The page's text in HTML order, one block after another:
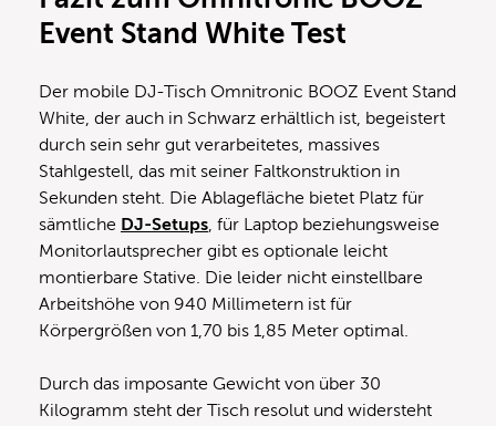
Event Stand White Test
Der mobile DJ-Tisch Omnitronic BOOZ Event Stand
White, der auch in Schwarz erhältlich ist, begeistert
durch sein sehr gut verarbeitetes, massives
Stahlgestell, das mit seiner Faltkonstruktion in
Sekunden steht. Die Ablagefläche bietet Platz für
sämtliche DJ-Setups, für Laptop beziehungsweise
Monitorlautsprecher gibt es optionale leicht
montierbare Stative. Die leider nicht einstellbare
Arbeitshöhe von 940 Millimetern ist für
Körpergrößen von 1,70 bis 1,85 Meter optimal.
Durch das imposante Gewicht von über 30
Kilogramm steht der Tisch resolut und widersteht